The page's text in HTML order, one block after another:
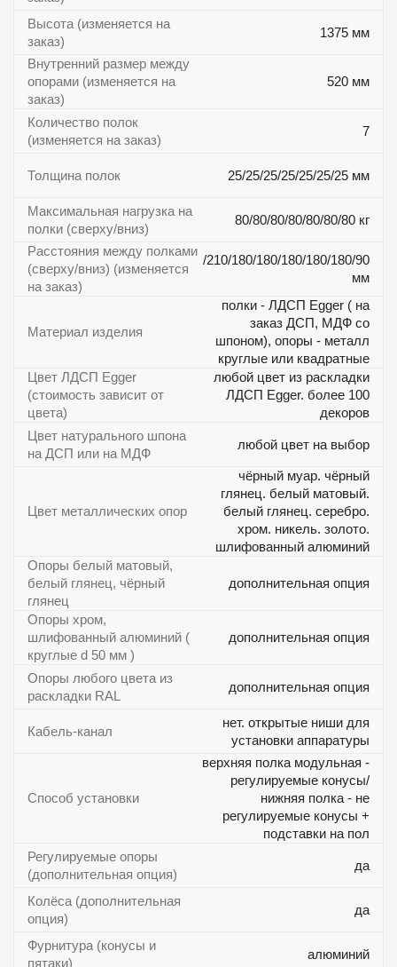
Высота (изменяется на
заказ)
1375 мм
Внутренний размер между
опорами (изменяется на
заказ)
520 мм
Количество полок
(изменяется на заказ)
7
Толщина полок 25/25/25/25/25/25/25 мм
Максимальная нагрузка на
полки (сверху/вниз)
80/80/80/80/80/80/80 кг
Расстояния между полками
(сверху/вниз) (изменяется
на заказ)
/210/180/180/180/180/180/90
мм
Материал изделия
полки - ЛДСП Egger ( на
заказ ДСП, МДФ со
шпоном), опоры - металл
круглые или квадратные
Цвет ЛДСП Egger
(стоимость зависит от
цвета)
любой цвет из раскладки
ЛДСП Egger. более 100
декоров
Цвет натурального шпона
на ДСП или на МДФ
любой цвет на выбор
Цвет металлических опор
чёрный муар. чёрный
глянец. белый матовый.
белый глянец. серебро.
хром. никель. золото.
шлифованный алюминий
Опоры белый матовый,
белый глянец, чёрный
глянец
дополнительная опция
Опоры хром,
шлифованный алюминий (
круглые d 50 мм )
дополнительная опция
Опоры любого цвета из
раскладки RAL
дополнительная опция
Кабель-канал
нет. открытые ниши для
установки аппаратуры
Способ установки
верхняя полка модульная -
регулируемые конусы/
нижняя полка - не
регулируемые конусы +
подставки на пол
Регулируемые опоры
(дополнительная опция)
да
Колёса (дополнительная
опция)
да
Фурнитура (конусы и
пятаки)
алюминий